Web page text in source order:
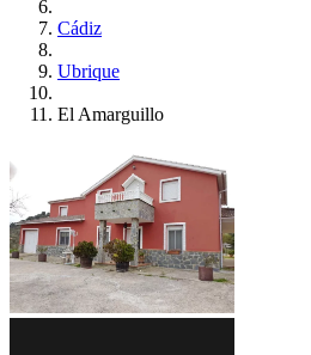
Cádiz
Ubrique
El Amarguillo